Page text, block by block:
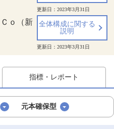
ｏ（新
更新日： 2023年3月31日
全体構成に関する
説明
更新日： 2023年3月31日
指標・レポート
元本確保型